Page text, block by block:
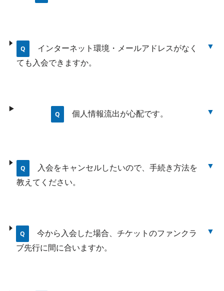
インターネット環境・メールアドレスがなく
ても入会できますか。
個人情報流出が心配です。
入会をキャンセルしたいので、手続き方法を
教えてください。
今から入会した場合、チケットのファンクラ
ブ先行に間に合いますか。